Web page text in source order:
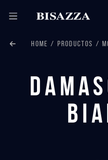
HOME PRODUCTOS